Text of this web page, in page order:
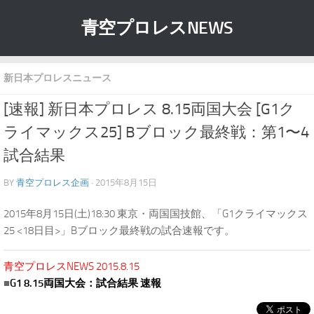
青空プロレスNEWS
新日本プロレスニュース
[速報] 新日本プロレス 8.15両国大会 [G1ク
ライマックス25] Bブロック最終戦：第1〜4
試合結果
BY 青空プロレス企画 · 2015年8月15日
2015年8月15日(土)18:30 東京・両国国技館、「G1クライマックス
25 <18日目>」Bブロック最終戦の試合速報です。
青空プロレスNEWS 2015.8.15
■G1 8.15両国大会：試合結果 速報